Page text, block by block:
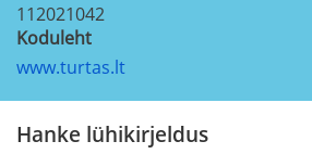
112021042
Koduleht
www.turtas.lt
Hanke lühikirjeldus